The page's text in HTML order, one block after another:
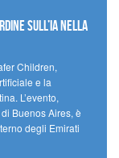
sull’IA nella
Children,
e la
L’evento,
Buenos Aires, è
degli Emirati